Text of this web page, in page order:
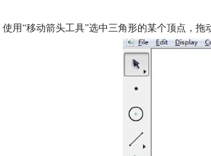
使用“移动箭头工具”选中三角形的某个顶点，